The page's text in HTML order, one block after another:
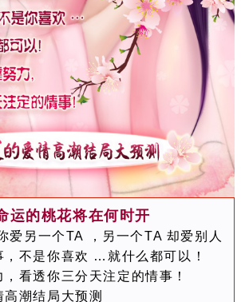
运的桃花将在何时开
爱另一个TA ，另一个TA 却爱别人
不是你喜欢 …就什么都可以！
看透你三分天注定的情事！
潮结局大预测